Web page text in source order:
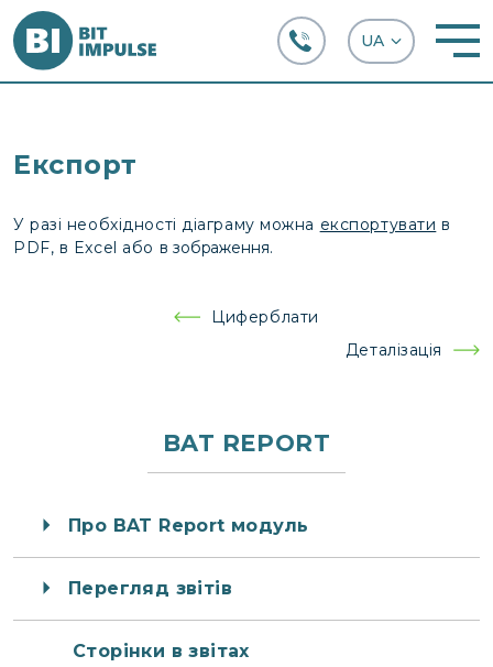
Експорт
У разі необхідності діаграму можна експортувати в
PDF, в Excel або в зображення.
Циферблати
Деталізація
BAT REPORT
Про BAT Report модуль
Перегляд звітів
Сторінки в звітах